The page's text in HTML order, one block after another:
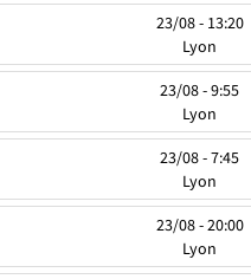
23/08 - 13:20
Lyon
23/08 - 9:55
Lyon
23/08 - 7:45
Lyon
23/08 - 20:00
Lyon